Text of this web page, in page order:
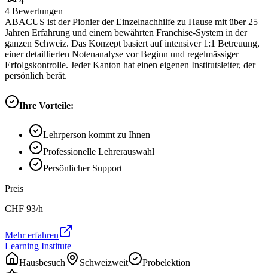
4 Bewertungen
ABACUS ist der Pionier der Einzelnachhilfe zu Hause mit über 25
Jahren Erfahrung und einem bewährten Franchise-System in der
ganzen Schweiz. Das Konzept basiert auf intensiver 1:1 Betreuung,
einer detaillierten Notenanalyse vor Beginn und regelmässiger
Erfolgskontrolle. Jeder Kanton hat einen eigenen Institutsleiter, der
persönlich berät.
Ihre Vorteile:
Lehrperson kommt zu Ihnen
Professionelle Lehrerauswahl
Persönlicher Support
Preis
CHF 93/h
Mehr erfahren
Learning Institute
Hausbesuch
Schweizweit
Probelektion